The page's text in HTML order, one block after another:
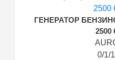
ГЕНЕРАТОР
2500
0/1/